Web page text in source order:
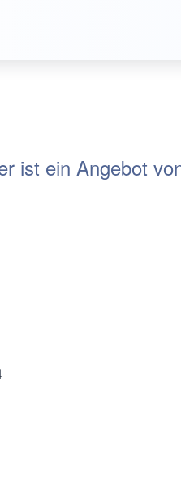
ist ein Angebot